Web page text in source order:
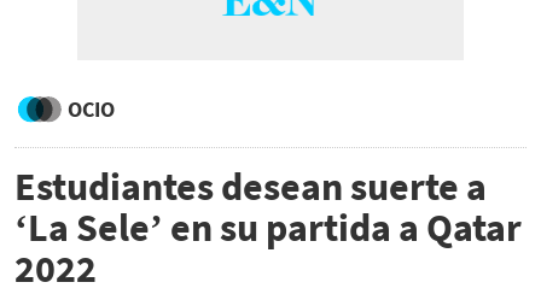
OCIO
Estudiantes desean suerte a
‘La Sele’ en su partida a Qatar
2022